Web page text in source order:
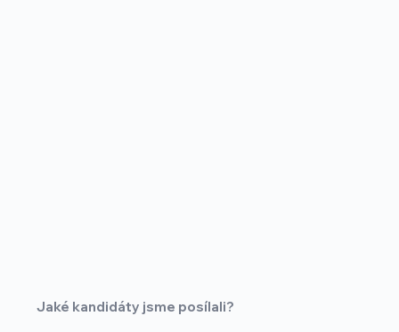
Jaké kandidáty jsme posílali?